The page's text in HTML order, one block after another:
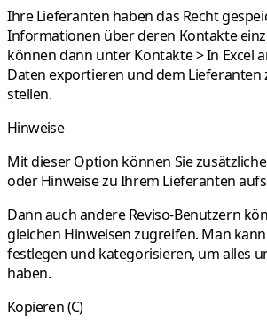
Ihre Lieferanten haben das Recht
Informationen über deren Kontakte
können dann unter Kontakte > In Excel
Daten exportieren und dem
stellen.
Hinweise
Mit dieser Option können Sie
oder Hinweise zu Ihrem Lieferanten
Dann auch andere Reviso-Benutzern
gleichen Hinweisen zugreifen. Man
festlegen und kategorisieren, um alles
haben.
Kopieren (C)